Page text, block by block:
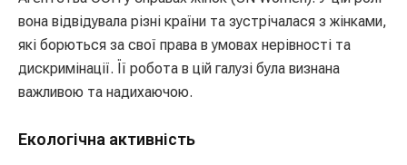
вона відвідувала різні країни та зустрічалася з жінками,
які борються за свої права в умовах нерівності та
дискримінації. Її робота в цій галузі була визнана
важливою та надихаючою.
Екологічна активність